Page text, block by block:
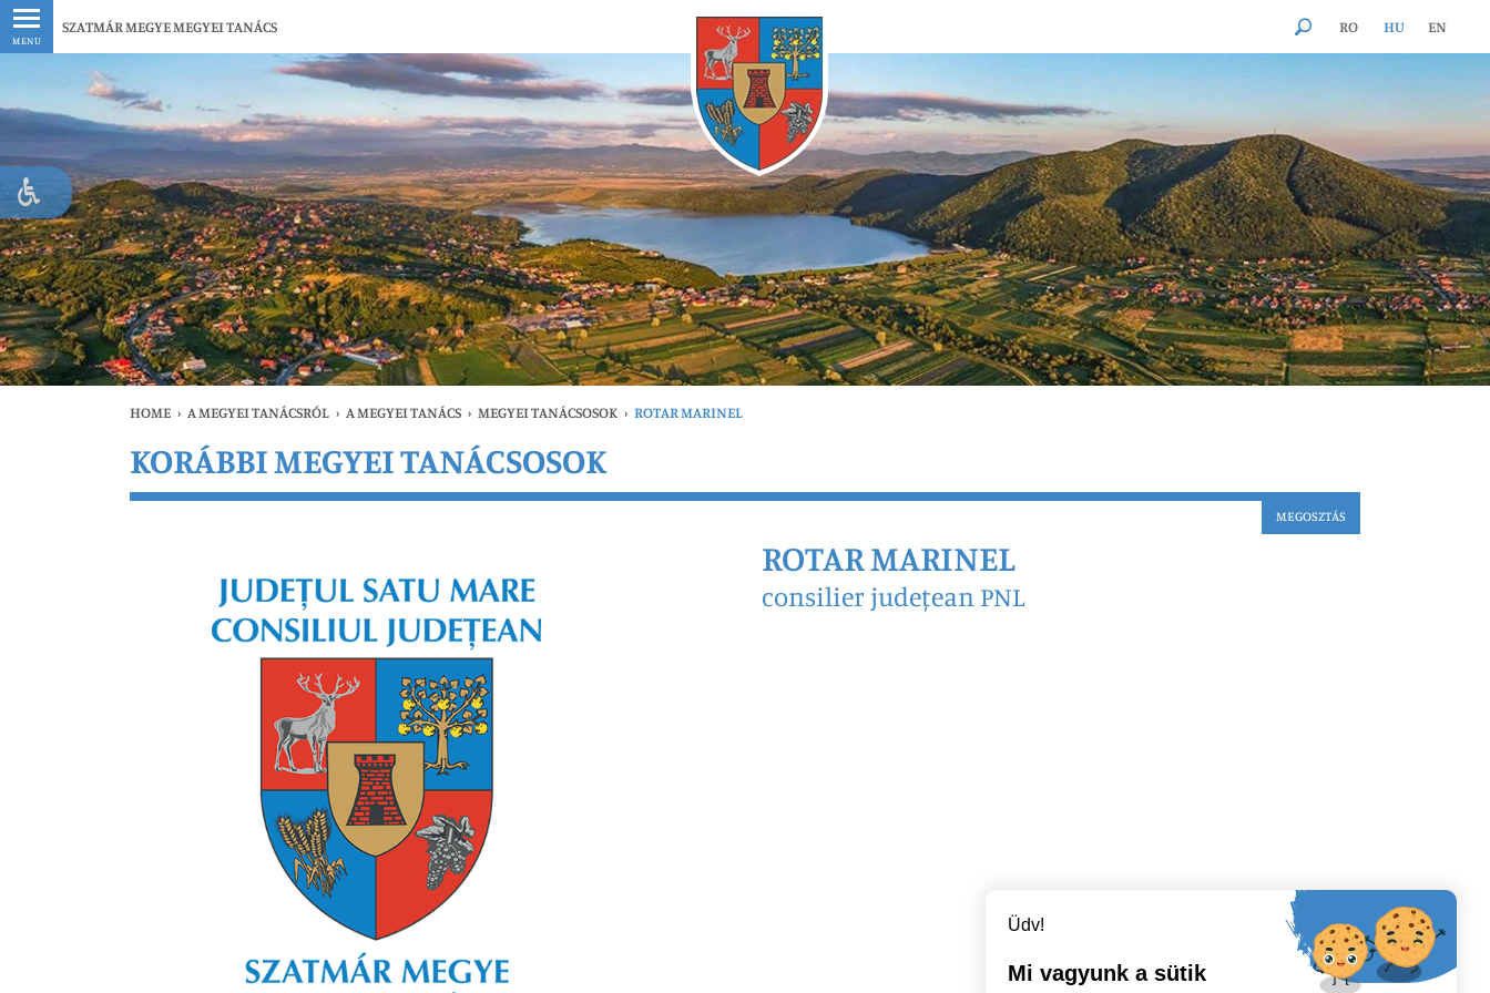
MENU
SZATMÁR MEGYE MEGYEI TANÁCS RO HU EN
HOME › A MEGYEI TANÁCSRÓL › A MEGYEI TANÁCS › MEGYEI TANÁCSOSOK › ROTAR MARINEL
KORÁBBI MEGYEI TANÁCSOSOK
MEGOSZTÁS
ROTAR MARINEL
consilier județean PNL
Üdv!
Mi vagyunk a sütik